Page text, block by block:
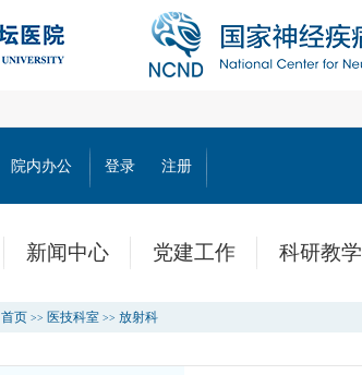
院内办公 登录 注册
新闻中心 党建工作 科研教学
首页 >> 医技科室 >> 放射科